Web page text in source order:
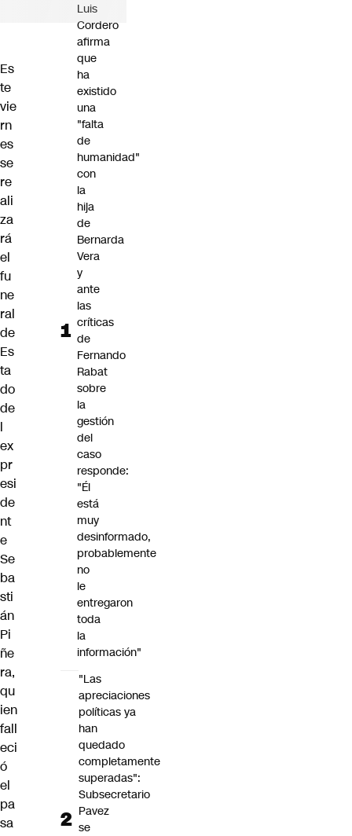
Es
te
vie
rn
es
se
re
ali
za
rá
el
fu
ne
ral
de
Es
ta
do
de
l
ex
pr
esi
de
nt
e
Se
ba
sti
án
Pi
ñe
ra,
qu
ien
fall
eci
ó
el
pa
sa
Luis
Cordero
afirma
que
ha
existido
una
"falta
de
humanidad"
con
la
hija
de
Bernarda
Vera
y
ante
las
críticas
de
Fernando
Rabat
sobre
la
gestión
del
caso
responde:
"Él
está
muy
desinformado,
probablemente
no
le
entregaron
toda
la
información"
"Las
apreciaciones
políticas ya
han
quedado
completamente
superadas":
Subsecretario
Pavez
se